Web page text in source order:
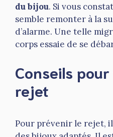
du bijou. Si vous
semble remonter à la
d’alarme. Une telle
corps essaie de se
Conseils
rejet
Pour prévenir le rejet,